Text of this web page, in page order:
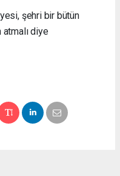
şehri bir bütün
atmalı diye